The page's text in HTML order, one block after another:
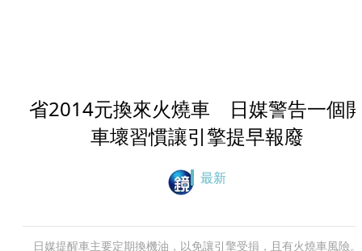
省2014元換來火燒車 日媒警告一個
車壞習慣讓引擎提早報廢
最新
日媒提醒車主要定期換機油，以免讓引擎受損，且有火燒車風險。